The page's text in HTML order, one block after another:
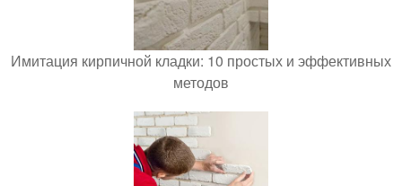
Имитация кирпичной кладки: 10 простых и эффективных
методов